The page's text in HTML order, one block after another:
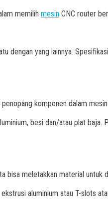
memilih mesin CNC router
yang lainnya.
komponen dalam
besi dan/atau plat
bisa meletakkan material untuk
aluminium atau T-slots